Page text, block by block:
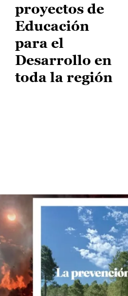
proyectos de
Educación
para el
Desarrollo en
toda la región